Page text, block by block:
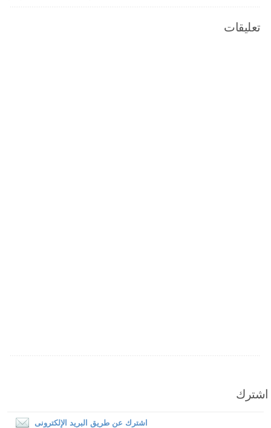
تعليقات
اشترك
اشترك عن طريق البريد الإلكترونى